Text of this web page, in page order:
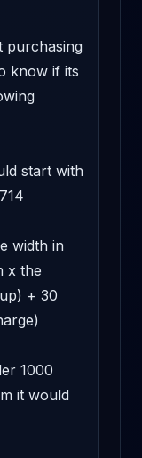
purchasing
know if its
start with
width in
x the
+ 30
1000
it would